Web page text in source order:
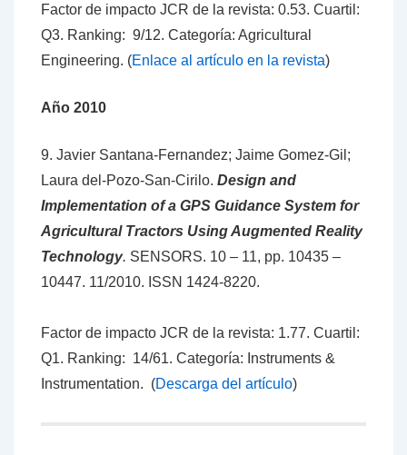
Factor de impacto JCR de la revista: 0.53. Cuartil:
Q3. Ranking: 9/12. Categoría: Agricultural
Engineering. (Enlace al artículo en la revista)
Año 2010
9. Javier Santana-Fernandez; Jaime Gomez-Gil;
Laura del-Pozo-San-Cirilo. Design and
Implementation of a GPS Guidance System for
Agricultural Tractors Using Augmented Reality
Technology. SENSORS. 10 – 11, pp. 10435 –
10447. 11/2010. ISSN 1424-8220.
Factor de impacto JCR de la revista: 1.77. Cuartil:
Q1. Ranking: 14/61. Categoría: Instruments &
Instrumentation. (Descarga del artículo)